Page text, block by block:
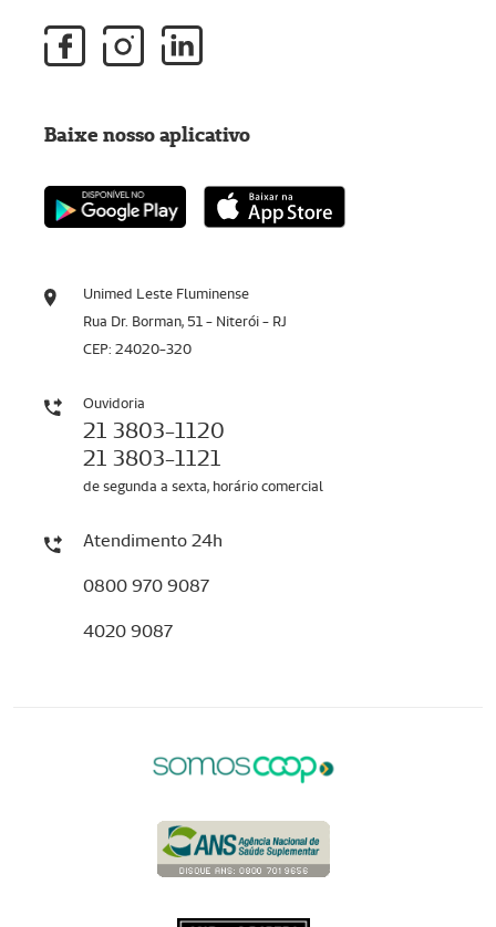
Unimed Leste Fluminense
Rua Dr. Borman, 51 - Niterói - RJ
CEP: 24020-320
Ouvidoria
21 3803-1120
21 3803-1121
de segunda a sexta, horário comercial
Atendimento 24h
0800 970 9087
4020 9087
Baixe nosso aplicativo